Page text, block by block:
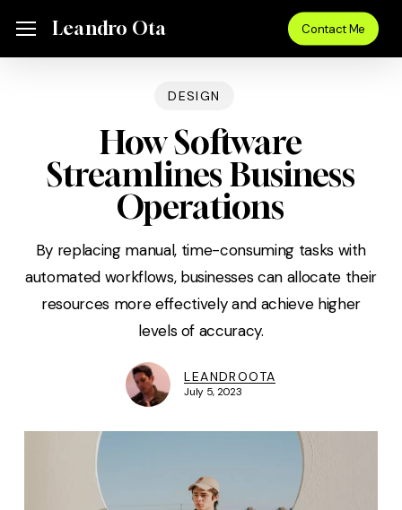
MenuLeandro Ota Contact Me
DESIGN
How Software
Streamlines Business
Operations
By replacing manual, time-consuming tasks with
automated workflows, businesses can allocate their
resources more effectively and achieve higher
levels of accuracy.
LEANDROOTA
July 5, 2023